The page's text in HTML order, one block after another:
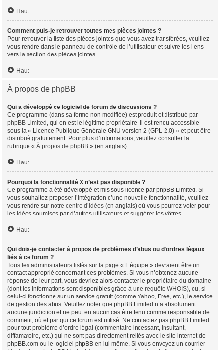
Haut
Comment puis-je retrouver toutes mes pièces jointes ?
Pour retrouver la liste des pièces jointes que vous avez transférées, veuillez
vous rendre dans le panneau de contrôle de l’utilisateur et suivre les liens
vers la section des pièces jointes.
Haut
À propos de phpBB
Qui a développé ce logiciel de forum de discussions ?
Ce programme (dans sa forme non modifiée) est produit et distribué par
phpBB Limited , qui en est le légitime propriétaire. Il est rendu accessible
sous la « Licence Publique Générale GNU version 2 (GPL-2.0) » et peut être
distribué gratuitement. Pour plus d’informations, veuillez consulter la
rubrique « À propos de phpBB » (en anglais).
Haut
Pourquoi la fonctionnalité X n’est pas disponible ?
Ce programme a été développé et mis sous licence par phpBB Limited. Si
vous souhaitez proposer l’intégration d’une nouvelle fonctionnalité, veuillez
vous rendre sur notre centre d’idées (en anglais) où vous pourrez voter pour
les idées soumises par d’autres utilisateurs et suggérer les vôtres.
Haut
Qui dois-je contacter à propos de problèmes d’abus ou d’ordres légaux
liés à ce forum ?
Tous les administrateurs listés sur la page « L’équipe » devraient être un
contact approprié concernant ces problèmes. Si vous n’obtenez aucune
réponse de leur part, vous devriez alors contacter le propriétaire du domaine
(dont les informations sont disponibles grâce à une requête WHOIS), ou, si
celui-ci fonctionne sur un service gratuit (comme Yahoo, Free, etc.), le service
de gestion des abus. Veuillez noter que phpBB Limited n’a absolument
aucune juridiction et ne peut en aucun cas être tenu comme responsable de
comment, où et par qui ce forum est utilisé. Ne contactez pas phpBB Limited
pour tout problème d’ordre légal (commentaire incessant, insultant,
diffamatoire, etc.) qui ne sont pas directement reliés avec le site internet de
phpBB.com ou le logiciel phpBB en lui-même. Si vous envoyez un courrier